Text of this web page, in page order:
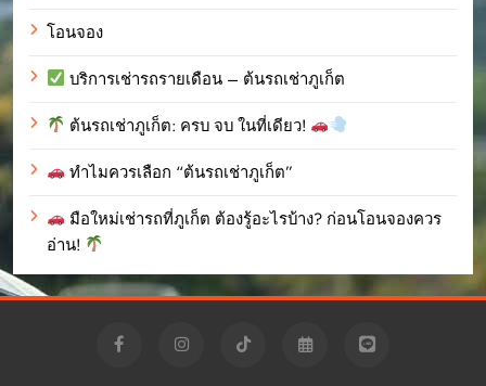
โอนจอง
บริการเช่ารถรายเดือน – ต้นรถเช่าภูเก็ต
ต้นรถเช่าภูเก็ต: ครบ จบ ในที่เดียว!
ทำไมควรเลือก “ต้นรถเช่าภูเก็ต”
มือใหม่เช่ารถที่ภูเก็ต ต้องรู้อะไรบ้าง? ก่อนโอนจองควร
อ่าน!